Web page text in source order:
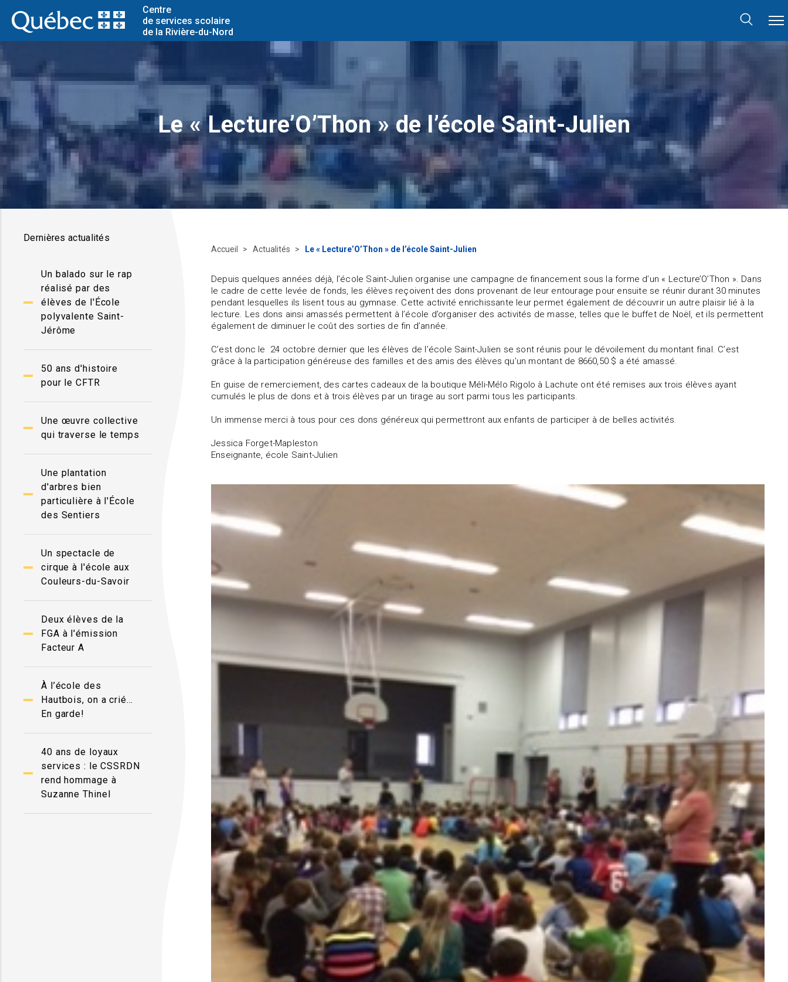
Centre
de services scolaire
de la Rivière-du-Nord
Le « Lecture’O’Thon » de l’école Saint-Julien
Dernières actualités
Un balado sur le rap
réalisé par des
élèves de l'École
polyvalente Saint-
Jérôme
50 ans d'histoire
pour le CFTR
Une œuvre collective
qui traverse le temps
Une plantation
d'arbres bien
particulière à l'École
des Sentiers
Un spectacle de
cirque à l'école aux
Couleurs-du-Savoir
Deux élèves de la
FGA à l'émission
Facteur A
À l’école des
Hautbois, on a crié…
En garde!
40 ans de loyaux
services : le CSSRDN
rend hommage à
Suzanne Thinel
Accueil Actualités Le « Lecture’O’Thon » de l’école Saint-Julien
Depuis quelques années déjà, l’école Saint-Julien organise une campagne de financement sous la forme d’un « Lecture’O’Thon ». Dans
le cadre de cette levée de fonds, les élèves reçoivent des dons provenant de leur entourage pour ensuite se réunir durant 30 minutes
pendant lesquelles ils lisent tous au gymnase. Cette activité enrichissante leur permet également de découvrir un autre plaisir lié à la
lecture. Les dons ainsi amassés permettent à l’école d’organiser des activités de masse, telles que le buffet de Noël, et ils permettent
également de diminuer le coût des sorties de fin d’année.
C’est donc le 24 octobre dernier que les élèves de l’école Saint-Julien se sont réunis pour le dévoilement du montant final. C’est
grâce à la participation généreuse des familles et des amis des élèves qu’un montant de 8660,50 $ a été amassé.
En guise de remerciement, des cartes cadeaux de la boutique Méli-Mélo Rigolo à Lachute ont été remises aux trois élèves ayant
cumulés le plus de dons et à trois élèves par un tirage au sort parmi tous les participants.
Un immense merci à tous pour ces dons généreux qui permettront aux enfants de participer à de belles activités.
Jessica Forget-Mapleston
Enseignante, école Saint-Julien